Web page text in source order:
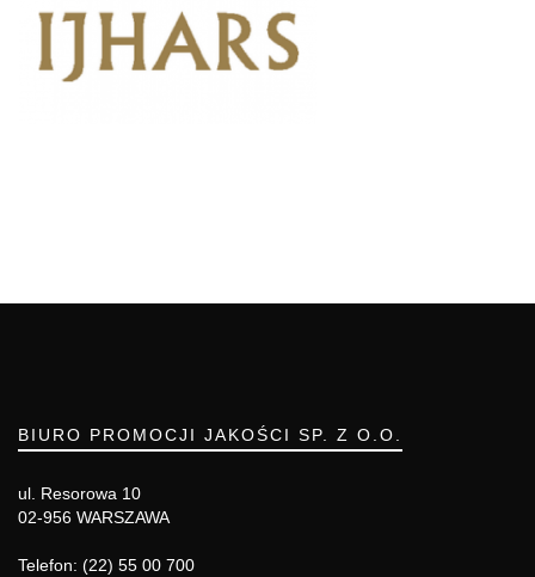
BIURO PROMOCJI JAKOŚCI SP. Z O.O.
ul. Resorowa 10
02-956 WARSZAWA
Telefon: (22) 55 00 700